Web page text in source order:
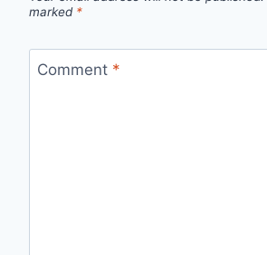
marked *
Comment *